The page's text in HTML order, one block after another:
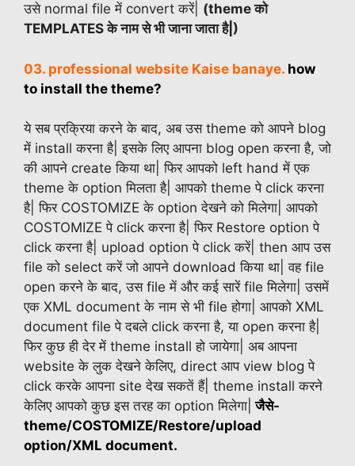
उसे normal file में convert करें| (theme को
TEMPLATES के नाम से भी जाना जाता है|)
03. professional website Kaise banaye. how
to install the theme?
ये सब प्रक्रिया करने के बाद, अब उस theme को आपने blog
में install करना है| इसके लिए आपना blog open करना है, जो
की आपने create किया था| फिर आपको left hand में एक
theme के option मिलता है| आपको theme पे click करना
है| फिर COSTOMIZE के option देखने को मिलेगा| आपको
COSTOMIZE पे click करना है| फिर Restore option पे
click करना है| upload option पे click करें| then आप उस
file को select करें जो आपने download किया था| वह file
open करने के बाद, उस file में और कई सारें file मिलेगा| उसमें
एक XML document के नाम से भी file होगा| आपको XML
document file पे दबले click करना है, या open करना है|
फिर कुछ ही देर में theme install हो जायेगा| अब आपना
website के लुक देखने केलिए, direct आप view blog पे
click करके आपना site देख सकतें हैं| theme install करने
केलिए आपको कुछ इस तरह का option मिलेगा| जैसे-
theme/COSTOMIZE/Restore/upload
option/XML document.